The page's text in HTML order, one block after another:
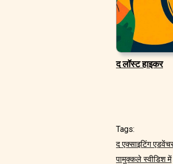
द लॉस्ट हाइकर
Tags:
द एक्साइटिंग
पामुक्कले स्वीडिश में